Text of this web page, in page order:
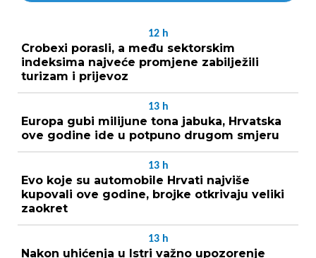
12 h
Crobexi porasli, a među sektorskim
indeksima najveće promjene zabilježili
turizam i prijevoz
13 h
Europa gubi milijune tona jabuka, Hrvatska
ove godine ide u potpuno drugom smjeru
13 h
Evo koje su automobile Hrvati najviše
kupovali ove godine, brojke otkrivaju veliki
zaokret
13 h
Nakon uhićenja u Istri važno upozorenje